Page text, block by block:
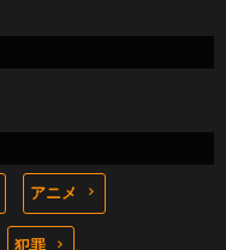
アニメ
犯罪